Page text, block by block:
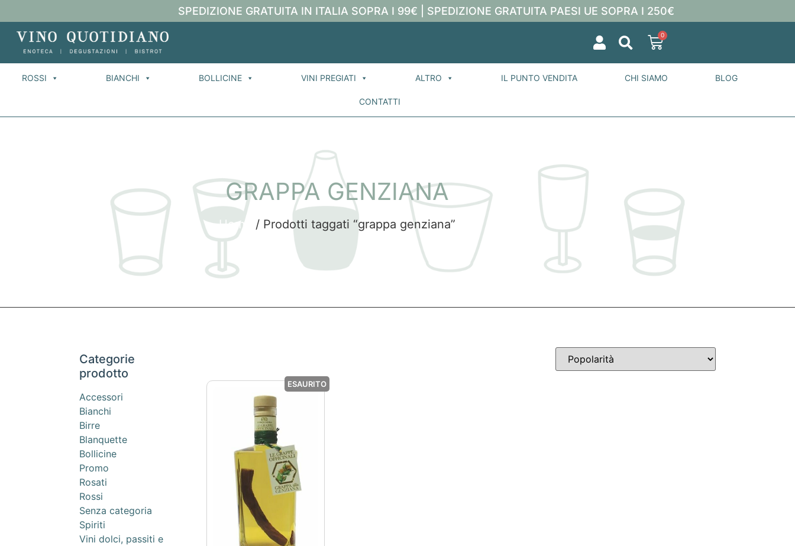
SPEDIZIONE GRATUITA IN ITALIA SOPRA I 99€ | SPEDIZIONE GRATUITA PAESI UE SOPRA I 250€
0
ROSSI BIANCHI BOLLICINE VINI PREGIATI ALTRO IL PUNTO VENDITA CHI SIAMO BLOG
CONTATTI
GRAPPA GENZIANA
Home / Prodotti taggati “grappa genziana”
Categorie
prodotto
Accessori
Bianchi
Birre
Blanquette
Bollicine
Promo
Rosati
Rossi
Senza categoria
Spiriti
Vini dolci, passiti e
ESAURITO